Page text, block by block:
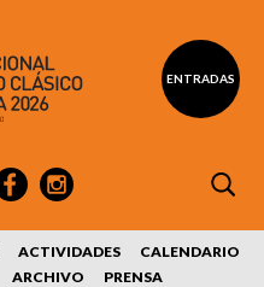
ENTRADAS
ACTIVIDADES
CALENDARIO
ARCHIVO PRENSA